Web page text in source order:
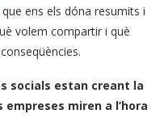
que ens els dóna resumits i
volem compartir i què
socials estan creant la
miren a l’hora